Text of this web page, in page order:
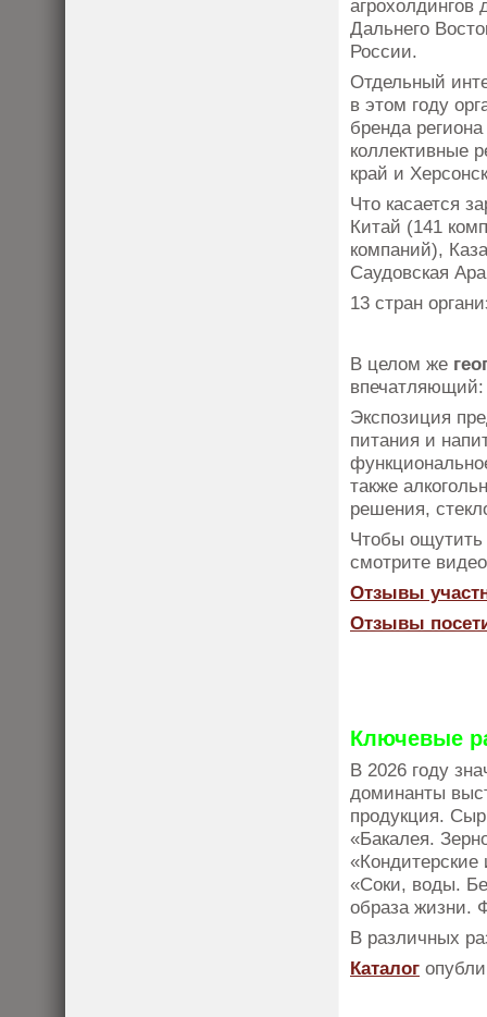
Дальнего
России.
Отдельный
в этом году
бренда
коллективные
край и
Что касается
Китай (141
компаний),
Саудовская
13 стран
В целом же
Экспозиция
питания и
также
решения,
Чтобы
смотрите
Отзывы
Отзывы
Ключевые
В 2026 году
доминанты
продукция.
«Бакалея.
«Соки, воды.
образа жизни.
В различных
Каталог